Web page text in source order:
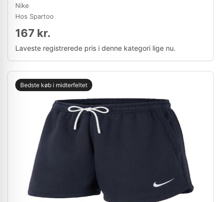
Nike
Hos Spartoo
167 kr.
Laveste registrerede pris i denne kategori lige nu.
Bedste køb i midterfeltet